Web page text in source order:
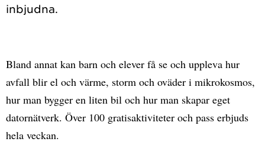
Bland annat kan barn och elever få se och uppleva hur
avfall blir el och värme, storm och oväder i mikrokosmos,
hur man bygger en liten bil och hur man skapar eget
datornätverk. Över 100 gratisaktiviteter och pass erbjuds
hela veckan.